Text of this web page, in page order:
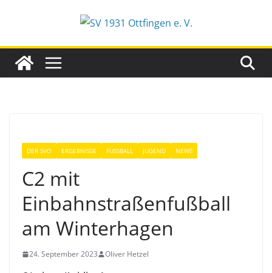
DER SVO ERGEBNISSE FUSSBALL JUGEND NEWS
C2 mit
Einbahnstraßenfußball
am Winterhagen
24. September 2023 Oliver Hetzel